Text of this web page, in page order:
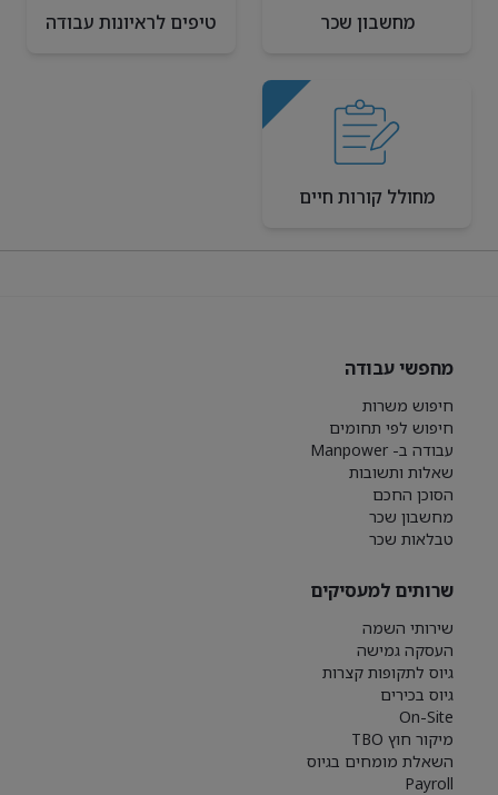
מחשבון שכר טיפים לראיונות עבודה
מחולל קורות חיים
מחפשי עבודה
חיפוש משרות
חיפוש לפי תחומים
עבודה ב- Manpower
שאלות ותשובות
הסוכן החכם
מחשבון שכר
טבלאות שכר
שרותים למעסיקים
שירותי השמה
העסקה גמישה
גיוס לתקופות קצרות
גיוס בכירים
On-Site
מיקור חוץ TBO
השאלת מומחים בגיוס
Payroll